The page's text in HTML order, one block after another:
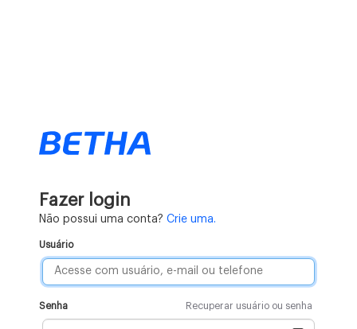
Fazer login
Não possui uma conta? Crie uma.
Usuário
Senha Recuperar usuário ou senha